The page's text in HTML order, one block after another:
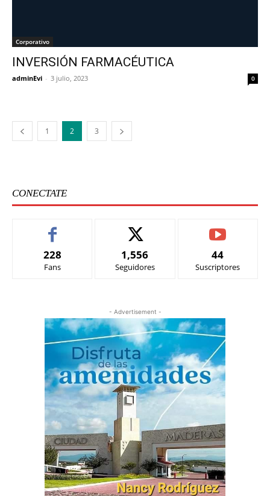
Corporativo
INVERSIÓN FARMACÉUTICA
adminEvi - 3 julio, 2023 0
1 2 3
CONECTATE
228
Fans
1,556
Seguidores
44
Suscriptores
- Advertisement -